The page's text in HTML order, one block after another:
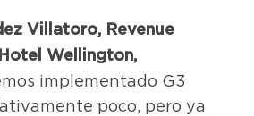
Villatoro, Revenue
Wellington,
implementado G3
poco, pero ya